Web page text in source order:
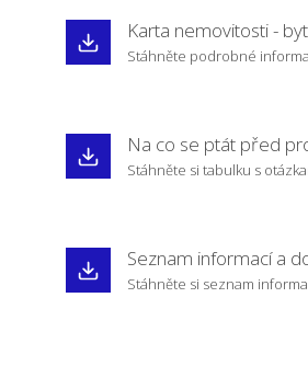
Karta nemovitosti - byt
Stáhněte podrobné
Na co se ptát před
Stáhněte si tabulku s
Seznam informací a
Stáhněte si seznam